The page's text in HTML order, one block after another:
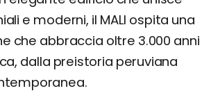
e moderni, il MALI ospita una
che abbraccia oltre 3.000 anni
dalla preistoria peruviana